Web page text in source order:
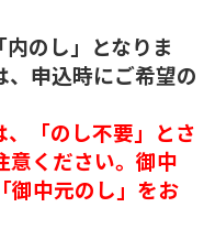
のし」となりま
、申込時にご希望の
「のし不要」とさ
意ください。御中
御中元のし」をお